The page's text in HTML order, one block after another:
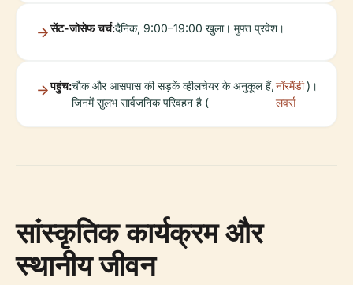
सेंट-जोसेफ चर्च:दैनिक, 9:00–19:00 खुला। मुफ्त प्रवेश।
पहुंच:चौक और आसपास की सड़कें व्हीलचेयर के अनुकूल हैं,
जिनमें सुलभ सार्वजनिक परिवहन है (
नॉरमैंडी
लवर्स
)।
सांस्कृतिक कार्यक्रम और
स्थानीय जीवन